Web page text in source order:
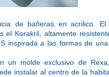
de bañeras en acrilico. El
el Korakril, altamente
inspirada a las formas de
un molde exclusivo de
instalar al centro de la